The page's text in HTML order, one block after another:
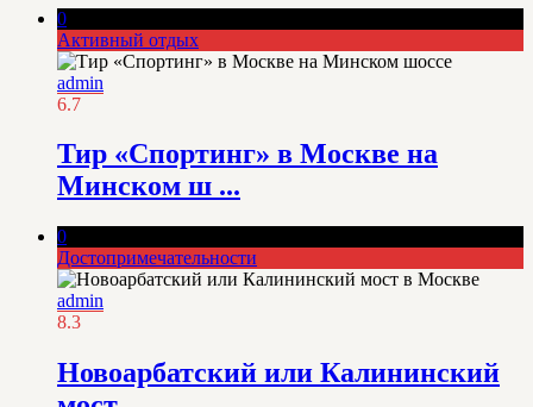
0
Активный отдых
admin
6.7
Тир «Спортинг» в Москве на
Минском ш ...
0
Достопримечательности
admin
8.3
Новоарбатский или Калининский